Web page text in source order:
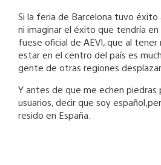
Si la feria de Barcelona tuvo éxito
ni imaginar el éxito que tendría
fuese oficial de AEVI, que al tener
estar en el centro del país es
gente de otras regiones
Y antes de que me echen piedras
usuarios, decir que soy
resido en España.